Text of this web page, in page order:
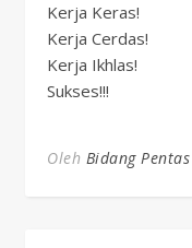
Kerja Keras!
Kerja Cerdas!
Kerja Ikhlas!
Sukses!!!
Oleh Bidang Pentas